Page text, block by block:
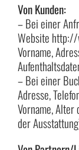
Von Kunden:
– Bei einer
Website http://
Vorname,
– Bei einer
Adresse,
Vorname,
der